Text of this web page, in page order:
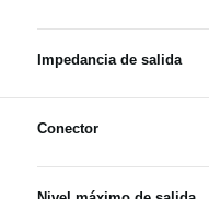
Impedancia de salida
Conector